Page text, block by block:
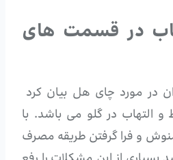
در قسمت های
در مورد چای هل بیان کرد
و التهاب در گلو می باشد. با
و فرا گرفتن طریقه مصرف